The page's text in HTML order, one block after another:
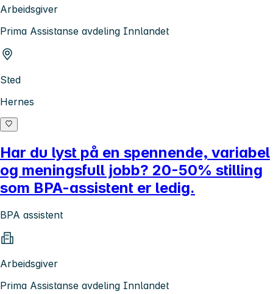
Arbeidsgiver
Prima Assistanse avdeling Innlandet
Sted
Hernes
Har du lyst på en spennende, variabel
og meningsfull jobb? 20-50% stilling
som BPA-assistent er ledig.
BPA assistent
Arbeidsgiver
Prima Assistanse avdeling Innlandet